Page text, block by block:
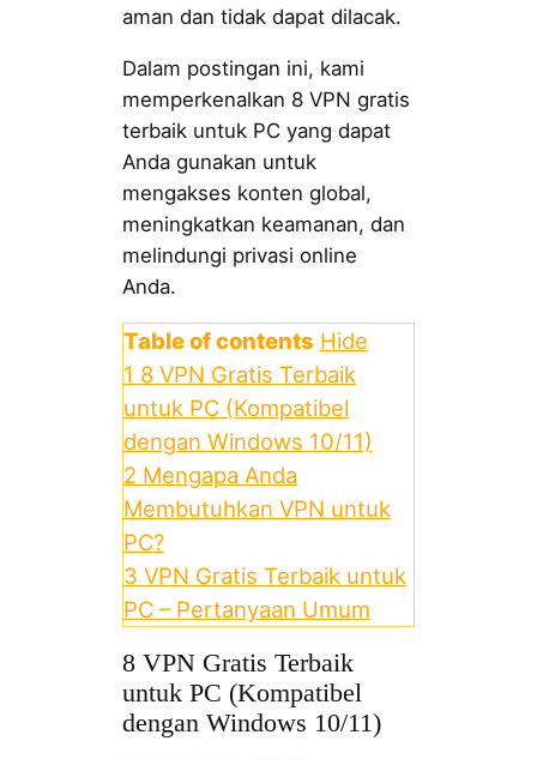
aman dan tidak dapat dilacak.
Dalam postingan ini, kami
memperkenalkan 8 VPN gratis
terbaik untuk PC yang dapat
Anda gunakan untuk
mengakses konten global,
meningkatkan keamanan, dan
melindungi privasi online
Anda.
Table of contents Hide
1 8 VPN Gratis Terbaik
untuk PC (Kompatibel
dengan Windows 10/11)
2 Mengapa Anda
Membutuhkan VPN untuk
PC?
3 VPN Gratis Terbaik untuk
PC – Pertanyaan Umum
8 VPN Gratis Terbaik
untuk PC (Kompatibel
dengan Windows 10/11)